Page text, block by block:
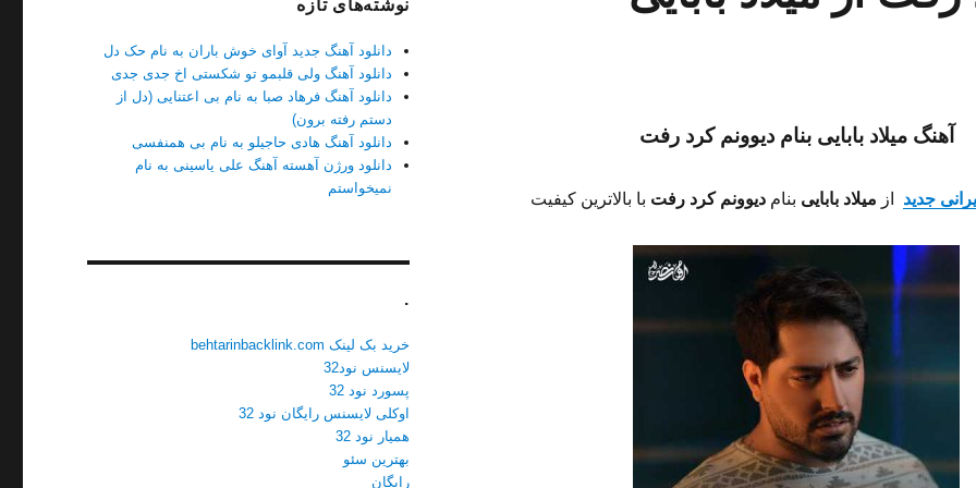
آهنگ میلاد بابایی بنام دیوونم کرد رفت
جدید از میلاد بابایی بنام دیوونم کرد رفت با بالاترین کیفیت
نوشته‌های تازه
دانلود آهنگ جدید آوای خوش باران به نام حک دل
دانلود آهنگ ولی قلبمو تو شکستی اخ جدی جدی
دانلود آهنگ فرهاد صبا به نام بی اعتنایی (دل از
دستم رفته برون)
دانلود آهنگ هادی حاجیلو به نام بی همنفسی
دانلود ورژن آهسته آهنگ علی یاسینی به نام
نمیخواستم
.
خرید بک لینک behtarinbacklink.com
لایسنس نود32
پسورد نود 32
اوکلی لایسنس رایگان نود 32
همیار نود 32
بهترین سئو
رایگان